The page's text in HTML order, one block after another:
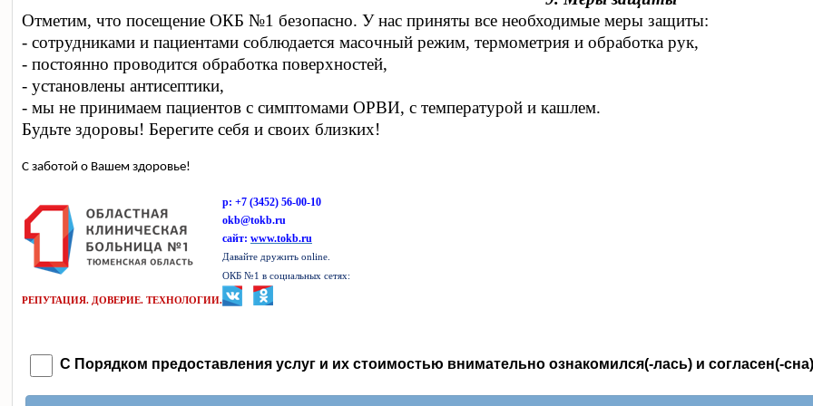
Отметим, что посещение ОКБ №1 безопасно. У нас приняты все необходимые меры защиты:
- сотрудниками и пациентами соблюдается масочный режим, термометрия и обработка рук,
- постоянно проводится обработка поверхностей,
- установлены антисептики,
- мы не принимаем пациентов с симптомами ОРВИ, с температурой и кашлем.
Будьте здоровы! Берегите себя и своих близких!
С заботой о Вашем здоровье!
РЕПУТАЦИЯ. ДОВЕРИЕ. ТЕХНОЛОГИИ.
p: +7 (3452) 56-00-10
okb@tokb.ru
сайт: www.tokb.ru
Давайте дружить online
ОКБ №1 в социальных сетях:
С Порядком предоставления услуг и их стоимостью внимательно ознакомился(-лась) и согласен(-